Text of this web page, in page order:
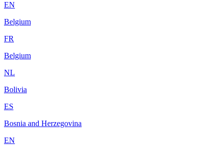
EN
Belgium
FR
Belgium
NL
Bolivia
ES
Bosnia and Herzegovina
EN